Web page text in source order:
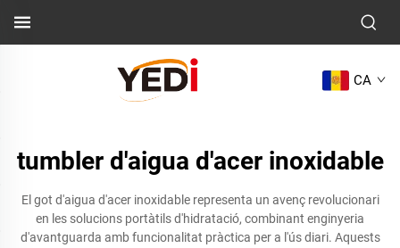
CA
tumbler d'aigua d'acer inoxidable
El got d'aigua d'acer inoxidable representa un avenç revolucionari
en les solucions portàtils d'hidratació, combinant enginyeria
d'avantguarda amb funcionalitat pràctica per a l'ús diari. Aquests